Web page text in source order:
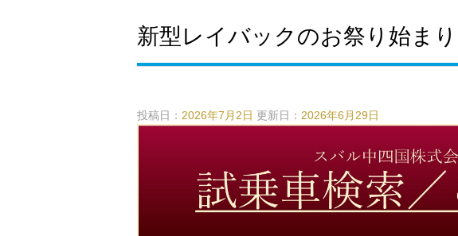
新型レイバックのお祭り始ま
投稿日： 2026年7月2日 更新日： 2026年6月29日